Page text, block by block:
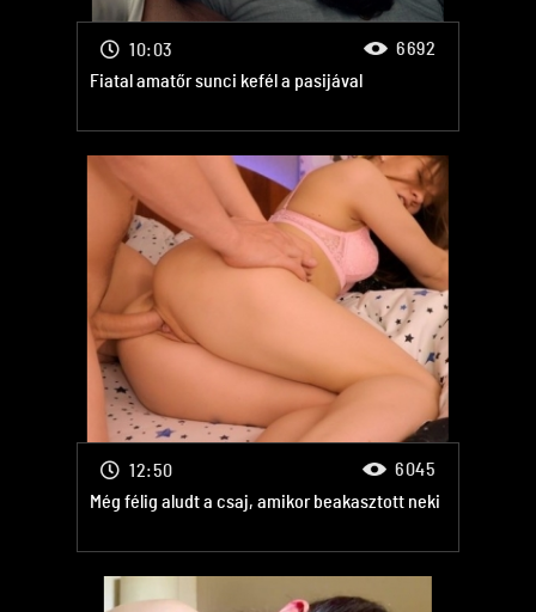
Fiatal amatőr sunci kefél a pasijával
10:03 6692
Még félig aludt a csaj, amikor beakasztott neki
12:50 6045